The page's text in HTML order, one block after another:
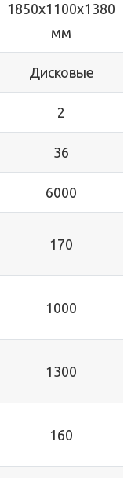
1850х1100х1380
мм
Дисковые
2
36
6000
170
1000
1300
160